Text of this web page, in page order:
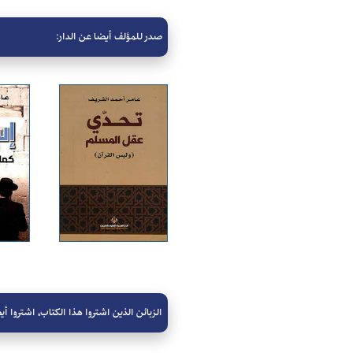
صدر للمؤلف أيضا عن الدار:
الزبائن الذين اشتروا هذا الكتاب، اشتروا